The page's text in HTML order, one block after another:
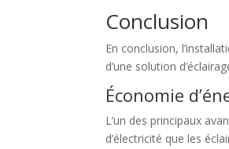
Conclusion
En conclusion,
d’une solution
Économie
L’un des principaux
d’électricité que les